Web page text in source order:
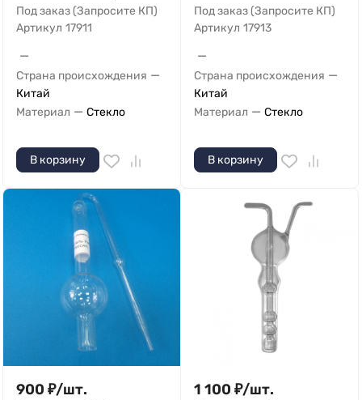
Под заказ (Запросите КП)
Артикул 17911
—
Страна происхождения —
Китай
Материал — Стекло
В корзину
Под заказ (Запросите КП)
Артикул 17913
—
Страна происхождения —
Китай
Материал — Стекло
В корзину
900 ₽/шт. 1 100 ₽/шт.